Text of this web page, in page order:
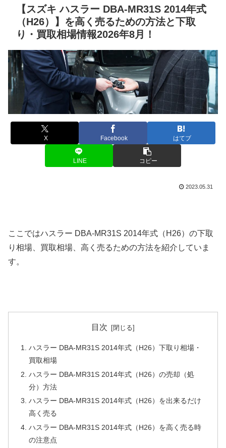
【スズキ ハスラー DBA-MR31S 2014年式
（H26）】を高く売るための方法と下取
り・買取相場情報2026年8月！
X Facebook はてブ
LINE コピー
2023.05.31
ここではハスラー DBA-MR31S 2014年式（H26）の下取
り相場、買取相場、高く売るための方法を紹介していま
す。
目次
ハスラー DBA-MR31S 2014年式（H26）下取り相場・
買取相場
ハスラー DBA-MR31S 2014年式（H26）の売却（処
分）方法
ハスラー DBA-MR31S 2014年式（H26）を出来るだけ
高く売る
ハスラー DBA-MR31S 2014年式（H26）を高く売る時
の注意点